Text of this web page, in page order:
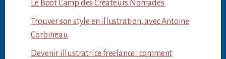
Le Boot Camp des Créateurs Nomades
Trouver son style en illustration, avec Antoine
Corbineau
Devenir illustratrice freelance : comment